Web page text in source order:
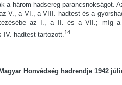
a három hadsereg-parancsnokságot.
V., a VI., a VIII. hadtest és a
az I., a II. és a VII.; míg
IV. hadtest tartozott.14
Honvédség hadrendje 1942